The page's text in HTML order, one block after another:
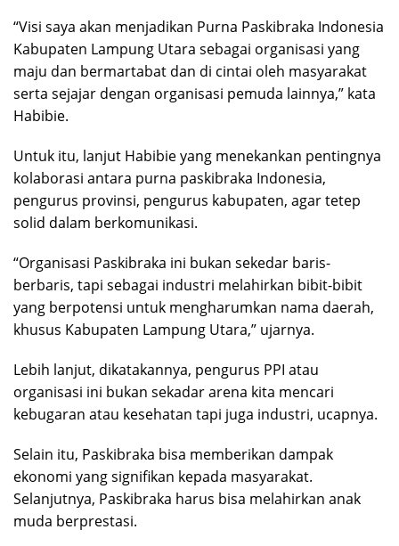
“Visi saya akan menjadikan Purna Paskibraka Indonesia
Kabupaten Lampung Utara sebagai organisasi yang
maju dan bermartabat dan di cintai oleh masyarakat
serta sejajar dengan organisasi pemuda lainnya,” kata
Habibie.
Untuk itu, lanjut Habibie yang menekankan pentingnya
kolaborasi antara purna paskibraka Indonesia,
pengurus provinsi, pengurus kabupaten, agar tetep
solid dalam berkomunikasi.
“Organisasi Paskibraka ini bukan sekedar baris-
berbaris, tapi sebagai industri melahirkan bibit-bibit
yang berpotensi untuk mengharumkan nama daerah,
khusus Kabupaten Lampung Utara,” ujarnya.
Lebih lanjut, dikatakannya, pengurus PPI atau
organisasi ini bukan sekadar arena kita mencari
kebugaran atau kesehatan tapi juga industri, ucapnya.
Selain itu, Paskibraka bisa memberikan dampak
ekonomi yang signifikan kepada masyarakat.
Selanjutnya, Paskibraka harus bisa melahirkan anak
muda berprestasi.